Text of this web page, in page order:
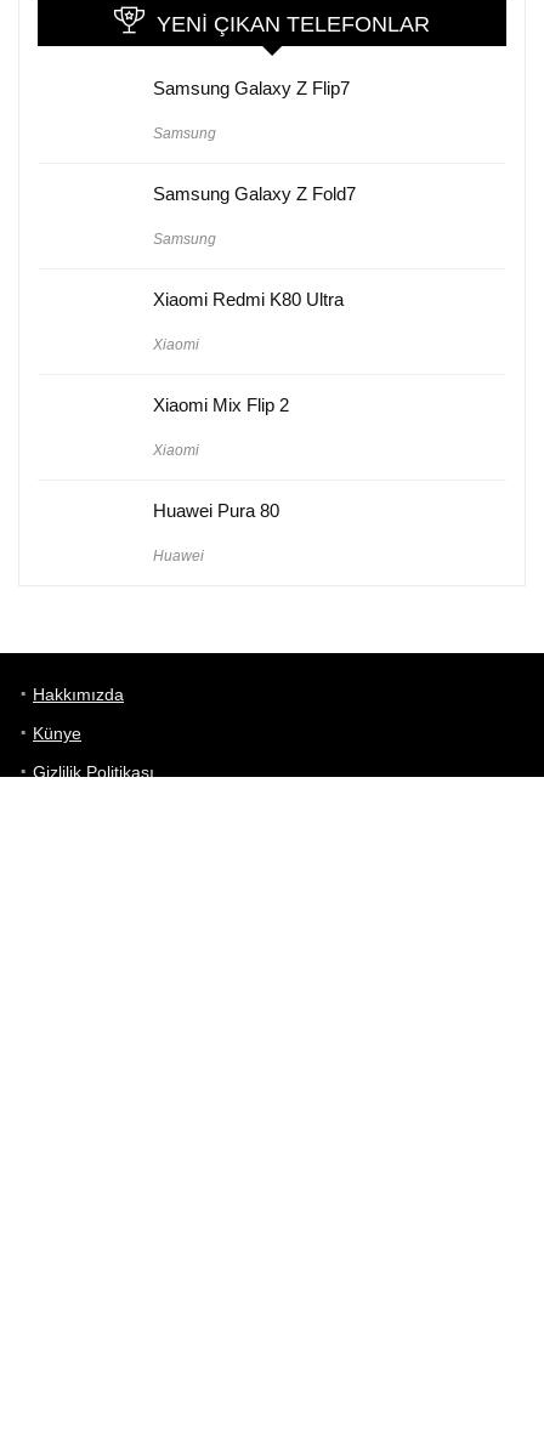
YENI ÇIKAN TELEFONLAR
Samsung Galaxy Z Flip7
Samsung
Samsung Galaxy Z Fold7
Samsung
Xiaomi Redmi K80 Ultra
Xiaomi
Xiaomi Mix Flip 2
Xiaomi
Huawei Pura 80
Huawei
Hakkımızda
Künye
Gizlilik Politikası